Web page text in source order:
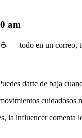
am
— todo en un correo,
darte de baja
cuidadosos
la influencer comenta